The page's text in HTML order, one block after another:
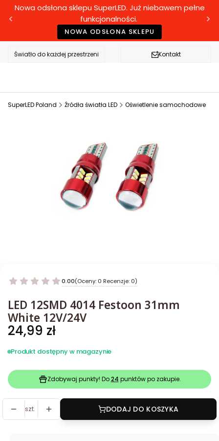
Nowa odsłona sklepu SuperLED. Już niebawem pełne
funkcjonalności.
NOWA ODSŁONA SKLEPU
Światło do każdej przestrzeni Kontakt
SuperLED Poland Źródła światła LED Oświetlenie samochodowe
0.00(Oceny: 0 Recenzje: 0)
LED 12SMD 4014 Festoon 31mm
White 12V/24V
Cena
24,99 zł
Produkt dostępny w magazynie
Zdobywaj punkty! Do24 punktów po zakupie.
szt. DODAJ DO KOSZYKA